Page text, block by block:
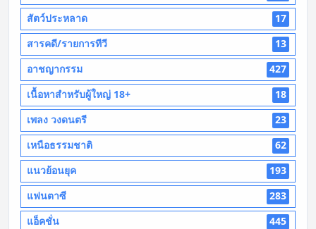
สัตว์ประหลาด
17
สารคดี/รายการทีวี
13
อาชญากรรม
427
เนื้อหาสำหรับผู้ใหญ่ 18+
18
เพลง วงดนตรี
23
เหนือธรรมชาติ
62
แนวย้อนยุค
193
แฟนตาซี
283
แอ็คชั่น
445